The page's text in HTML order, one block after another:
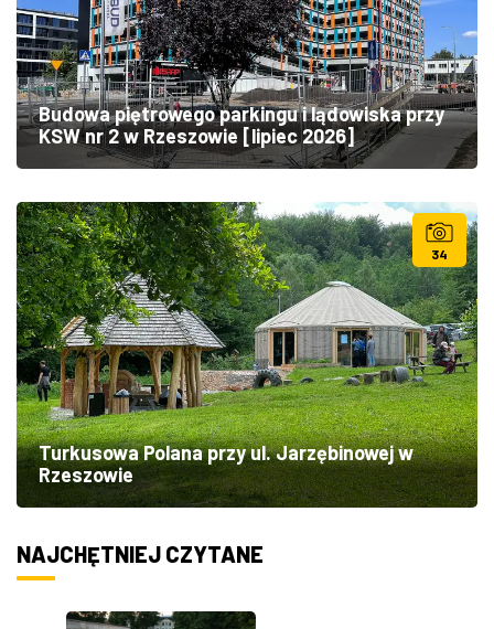
Budowa piętrowego parkingu i lądowiska przy
KSW nr 2 w Rzeszowie [lipiec 2026]
34
Turkusowa Polana przy ul. Jarzębinowej w
Rzeszowie
NAJCHĘTNIEJ CZYTANE